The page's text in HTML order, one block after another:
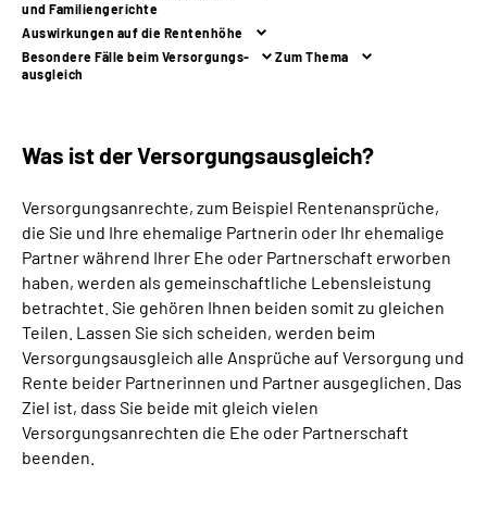
Inhalte in Gebärdensprache (DGS)
und Familiengerichte
Auswirkungen auf die Rentenhöhe
Besondere Fälle beim Versorgungs­
ausgleich
Zum Thema
Was ist der Versorgungs­ausgleich?
Versorgungsanrechte, zum Beispiel Rentenansprüche,
die Sie und Ihre ehemalige Partnerin oder Ihr ehemalige
Partner während Ihrer Ehe oder Partnerschaft erworben
haben, werden als gemeinschaftliche Lebensleistung
betrachtet. Sie gehören Ihnen beiden somit zu gleichen
Teilen. Lassen Sie sich scheiden, werden beim
Versorgungsausgleich alle Ansprüche auf Versorgung und
Rente beider Partnerinnen und Partner ausgeglichen. Das
Ziel ist, dass Sie beide mit gleich vielen
Versorgungsanrechten die Ehe oder Partnerschaft
beenden.